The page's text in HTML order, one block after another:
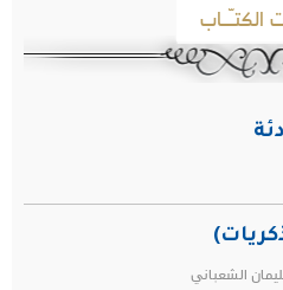
الكتـّـاب
الشعباني